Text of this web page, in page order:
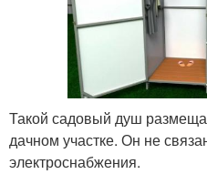
Такой садовый душ
дачном участке. Он не
электроснабжения.